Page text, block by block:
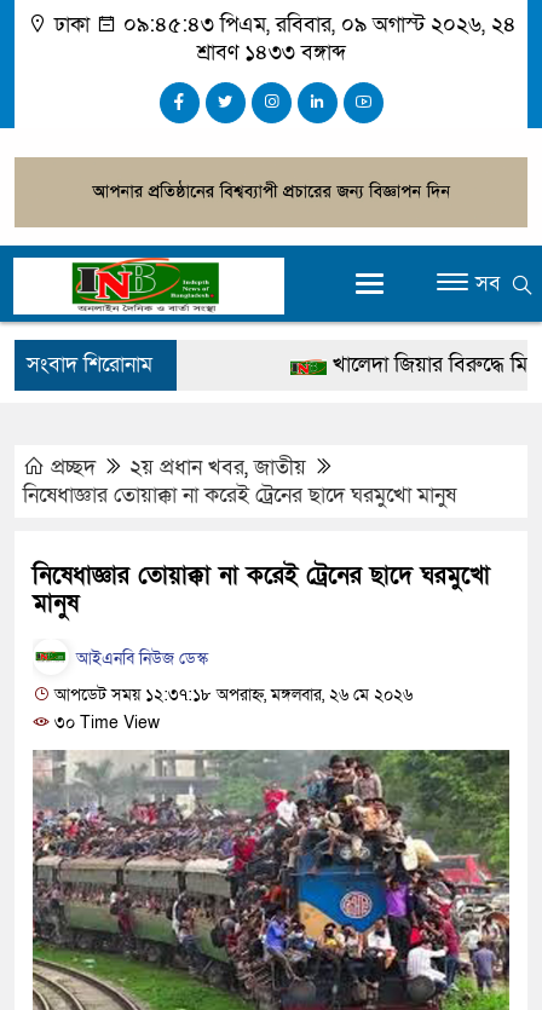
ঢাকা ০৯:৪৫:৪৪ পিএম, রবিবার, ০৯ অগাস্ট ২০২৬, ২৪
শ্রাবণ ১৪৩৩ বঙ্গাব্দ
সব
সংবাদ শিরোনাম
খালেদা জিয়ার বিরুদ্ধে মিথ্যা
জুলাই স্মৃতি জাদুঘর উদ্বোধন
দেশটা আমাদের সবার,
হবে: প্রধানমন্ত্রী
গাজীপুরে সাতজনকে হত্যার
হারুনসহ ১০ জন
ঢাকার চারপাশে সচল হবে নৌপথ,
রাজধানীর দুই মেট্রো স্টেশনে
আদালতকে বলতে চাইলাম
প্রচ্ছদ ২য় প্রধান খবর,জাতীয়
নিষেধাজ্ঞার তোয়াক্কা না করেই ট্রেনের ছাদে ঘরমুখো মানুষ
নিষেধাজ্ঞার তোয়াক্কা না করেই ট্রেনের ছাদে ঘরমুখো
মানুষ
আইএনবি নিউজ ডেস্ক
আপডেট সময় ১২:৩৭:১৮ অপরাহ্ন, মঙ্গলবার, ২৬ মে ২০২৬
৩০ Time View